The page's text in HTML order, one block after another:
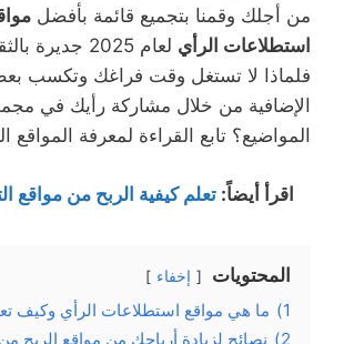
من أجلك وقمنا بتجميع قائمة بأفضل
استطلاعات الرأي
لعام 2025
فلماذا لا تستغل وقت فراغك وتكسب
الإضافية من خلال مشاركة رأيك في
المواضيع؟ تابع القراءة لمعرفة المواقع
اقرأ أيضاً:تعلم كيفية الربح من مواقع
المحتويات إخفاء
1)
ما هي مواقع استطلاعات الرأي وكيف
2)
نصائح لزيادة أرباحك من مواقع الربح